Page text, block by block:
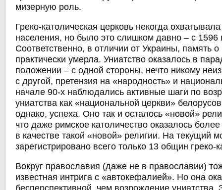
мизерную роль.
Греко-католическая церковь некогда
населения, но было это слишком давно – с 1596
Соответственно, в отличии от Украины, память
практически умерла. Униатство оказалось в
положении – с одной стороны, нечто никому
с другой, претензия на «народность» и
начале 90-х наблюдались активные шаги по
униатства как «национальной церкви»
однако, успеха. Оно так и осталось «новой»
что даже римское католичество оказалось
в качестве такой «новой» религии. На текущий
зарегистрировано всего только 13 общин греко-
Вокруг православия (даже не в православии)
известная интрига с «автокефалией». Но она